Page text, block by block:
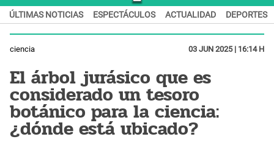
ÚLTIMAS NOTICIAS ESPECTÁCULOS ACTUALIDAD DEPORTES
ciencia 03 JUN 2025 | 16:14 H
El árbol jurásico que es
considerado un tesoro
botánico para la ciencia:
¿dónde está ubicado?